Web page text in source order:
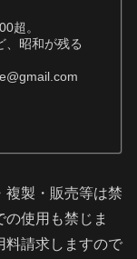
超。
、昭和が残る
製・販売等は禁
使用も禁じま
料請求しますので